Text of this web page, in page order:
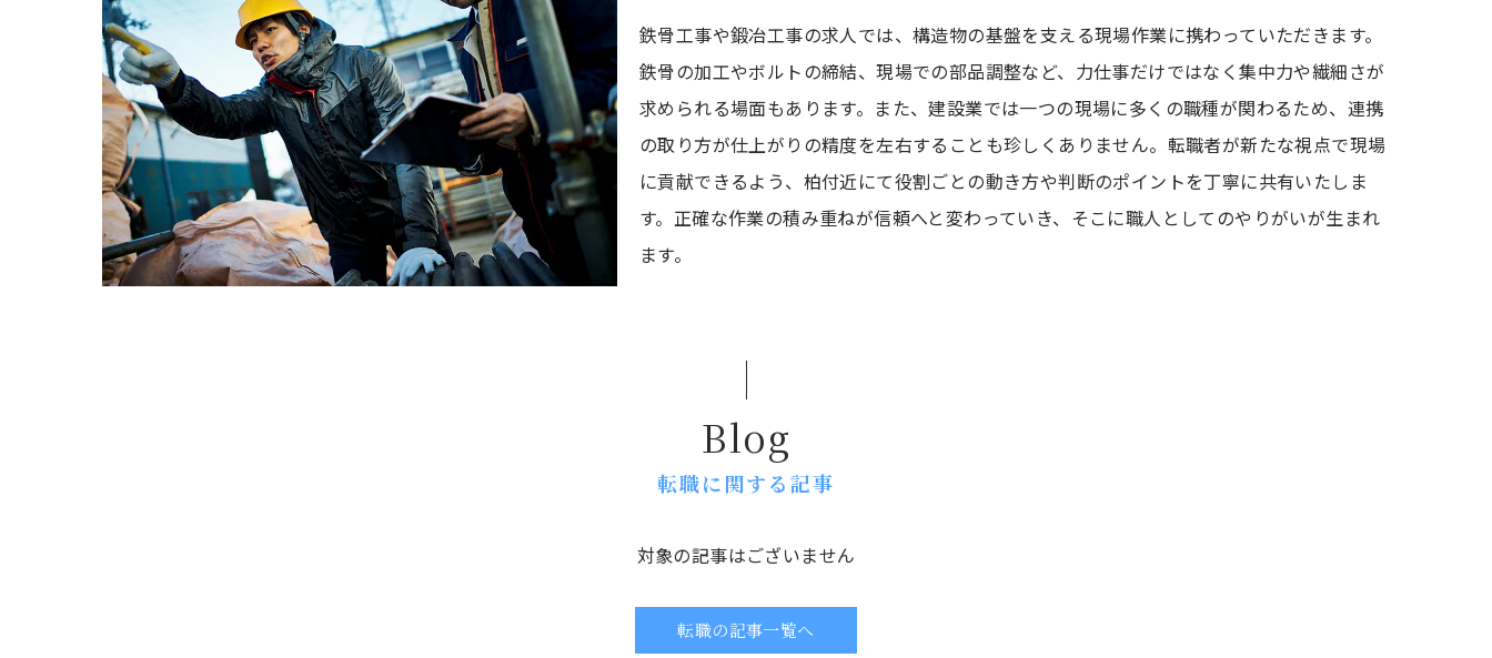
鉄骨工事や鍛冶工事の求人では、構造物の基盤を支える現場作業に携わっていただきます。
鉄骨の加工やボルトの締結、現場での部品調整など、力仕事だけではなく集中力や繊細さが
求められる場面もあります。また、建設業では一つの現場に多くの職種が関わるため、連携
の取り方が仕上がりの精度を左右することも珍しくありません。転職者が新たな視点で現場
に貢献できるよう、柏付近にて役割ごとの動き方や判断のポイントを丁寧に共有いたしま
す。正確な作業の積み重ねが信頼へと変わっていき、そこに職人としてのやりがいが生まれ
ます。
Blog
転職に関する記事
対象の記事はございません
転職の記事一覧へ